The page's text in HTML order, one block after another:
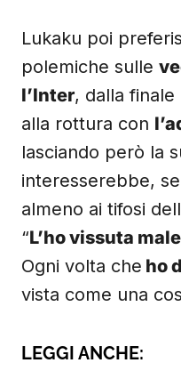
Lukaku poi
polemiche sulle
l’Inter, dalla finale
alla rottura con
lasciando però la
interesserebbe,
almeno ai tifosi
“L’ho vissuta male
Ogni volta che ho
vista come una
LEGGI ANCHE: